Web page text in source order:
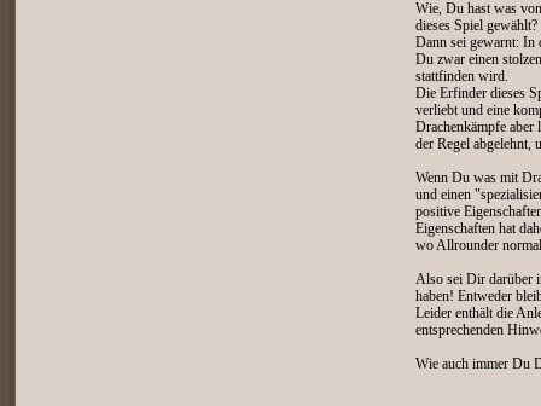
Wie, Du hast was
dieses Spiel gewählt?
Dann sei gewarnt: In
Du zwar einen
stattfinden wird.
Die Erfinder dieses
verliebt und eine
Drachenkämpfe aber
der Regel abgelehnt,
Wenn Du was mit
und einen
positive
Eigenschaften hat
wo Allrounder
Also sei Dir darüber
haben! Entweder
Leider enthält die
entsprechenden
Wie auch immer Du